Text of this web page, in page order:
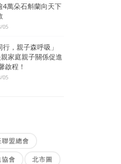
4萬朵石斛蘭向天下
05
行，親子森呼吸」
家庭親子關係促進
啟程！
05
盟總會
會 北市圖